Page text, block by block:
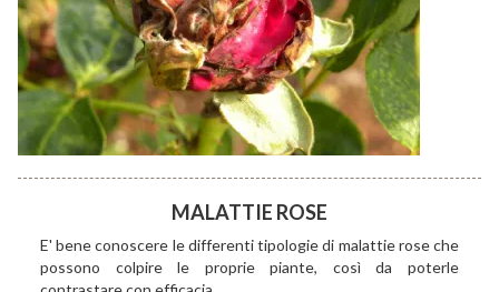
MALATTIE ROSE
E' bene conoscere le differenti tipologie di malattie rose che
possono colpire le proprie piante, così da poterle